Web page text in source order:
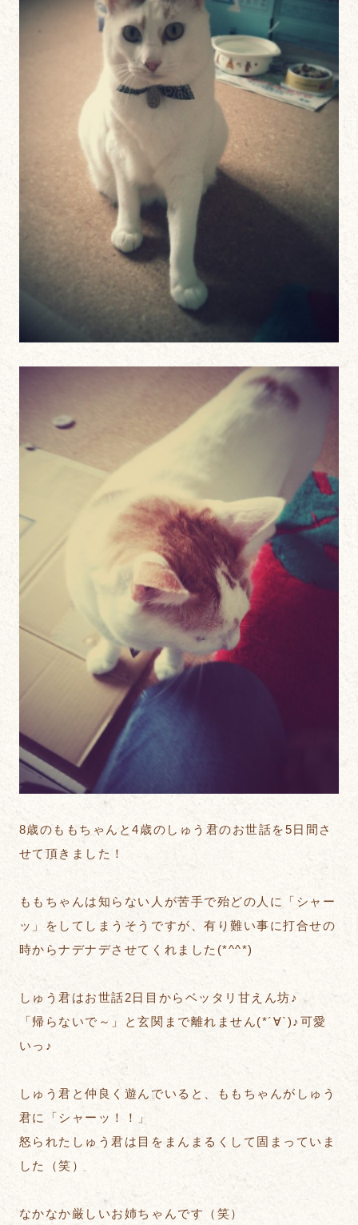
8歳のももちゃんと4歳のしゅう君のお世話を5日間さ
せて頂きました！
ももちゃんは知らない人が苦手で殆どの人に「シャー
ッ」をしてしまうそうですが、有り難い事に打合せの
時からナデナデさせてくれました(*^^*)
しゅう君はお世話2日目からベッタリ甘えん坊♪
「帰らないで～」と玄関まで離れません(*´∀`)♪可愛
いっ♪
しゅう君と仲良く遊んでいると、ももちゃんがしゅう
君に「シャーッ！！」
怒られたしゅう君は目をまんまるくして固まっていま
した（笑）
なかなか厳しいお姉ちゃんです（笑）